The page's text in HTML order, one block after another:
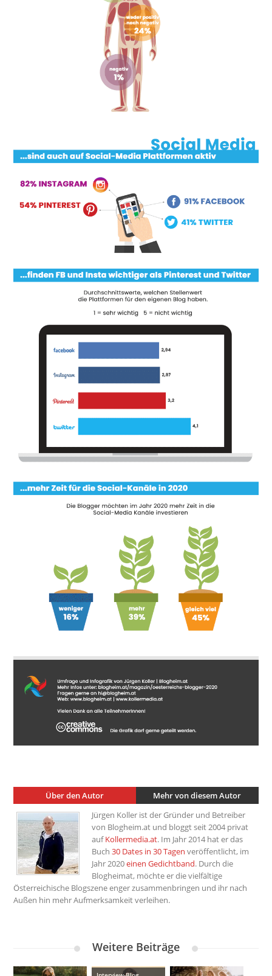
Über den Autor
Mehr von diesem Autor
Jürgen Koller ist der Gründer und Betreiber
von Blogheim.at und bloggt seit 2004 privat
aufKollermedia.at. Im Jahr 2014 hat er das
Buch30 Dates in 30 Tagen veröffentlicht, im
Jahr 2020einen Gedichtband. Durch die
Blogheimat, möchte er die vielfältige
Österreichische Blogszene enger zusammenbringen und ihr nach
Außen hin mehr Aufmerksamkeit verleihen.
Weitere Beiträge